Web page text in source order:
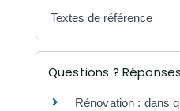
Textes de référence
Questions ?
Rénovation : dans